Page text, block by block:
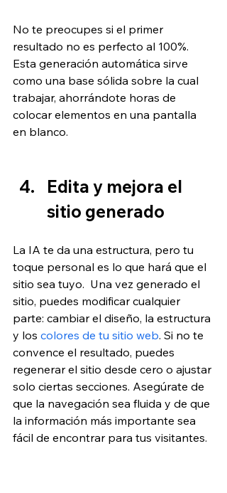
No te preocupes si el primer
resultado no es perfecto al 100%.
Esta generación automática sirve
como una base sólida sobre la cual
trabajar, ahorrándote horas de
colocar elementos en una pantalla
en blanco.
Edita y mejora el
sitio generado
La IA te da una estructura, pero tu
toque personal es lo que hará que el
sitio sea tuyo.  Una vez generado el
sitio, puedes modificar cualquier
parte: cambiar el diseño, la estructura
y los colores de tu sitio web. Si no te
convence el resultado, puedes
regenerar el sitio desde cero o ajustar
solo ciertas secciones. Asegúrate de
que la navegación sea fluida y de que
la información más importante sea
fácil de encontrar para tus visitantes.